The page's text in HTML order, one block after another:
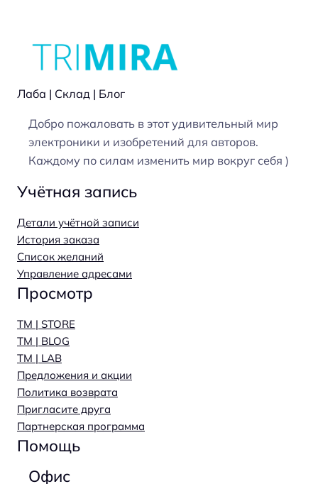
Лаба | Склад | Блог
Добро пожаловать в этот удивительный мир
электроники и изобретений для авторов.
Каждому по силам изменить мир вокруг себя )
Учётная запись
Детали учётной записи
История заказа
Список желаний
Управление адресами
Просмотр
TM | STORE
TM | BLOG
TM | LAB
Предложения и акции
Политика возврата
Пригласите друга
Партнерская программа
Помощь
Офис